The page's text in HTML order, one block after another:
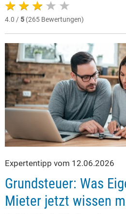
4.0 / 5 (265 Bewertungen)
Expertentipp vom 12.06.2026
Grundsteuer: Was
Mieter jetzt wissen